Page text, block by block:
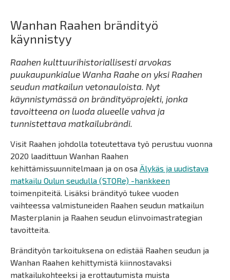
Wanhan Raahen brändityö
käynnistyy
Raahen kulttuurihistoriallisesti arvokas
puukaupunkialue Wanha Raahe on yksi Raahen
seudun matkailun vetonauloista. Nyt
käynnistymässä on brändityöprojekti, jonka
tavoitteena on luoda alueelle vahva ja
tunnistettava matkailubrändi.
Visit Raahen johdolla toteutettava työ perustuu vuonna
2020 laadittuun Wanhan Raahen
kehittämissuunnitelmaan ja on osa Älykäs ja uudistava
matkailu Oulun seudulla (STORe) -hankkeen
toimenpiteitä. Lisäksi brändityö tukee vuoden
vaihteessa valmistuneiden Raahen seudun matkailun
Masterplanin ja Raahen seudun elinvoimastrategian
tavoitteita.
Brändityön tarkoituksena on edistää Raahen seudun ja
Wanhan Raahen kehittymistä kiinnostavaksi
matkailukohteeksi ja erottautumista muista